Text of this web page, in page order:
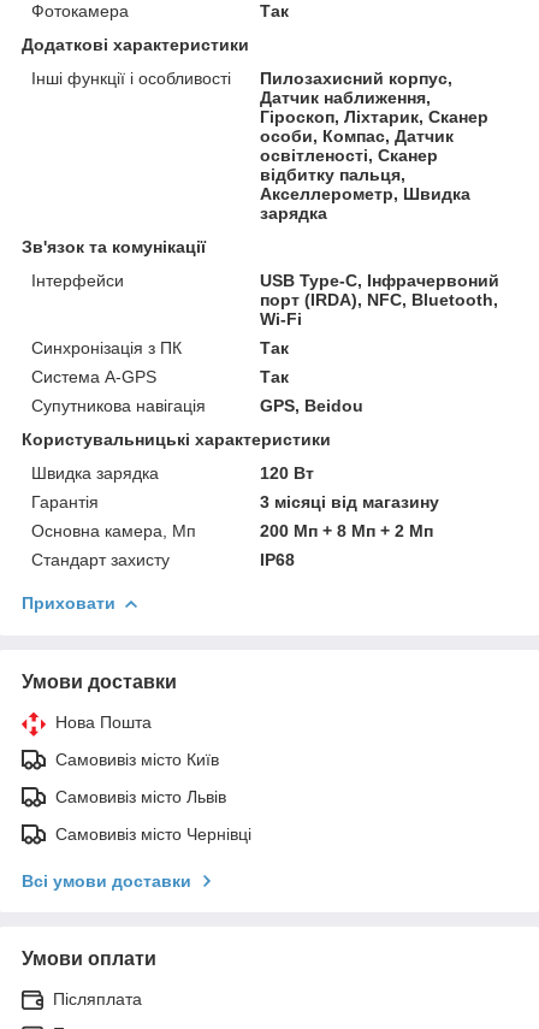
Фотокамера
Так
Додаткові характеристики
Інші функції і особливості
Пилозахисний корпус,
Датчик наближення,
Гіроскоп, Ліхтарик, Сканер
особи, Компас, Датчик
освітленості, Сканер
відбитку пальця,
Акселлерометр, Швидка
зарядка
Зв'язок та комунікації
Інтерфейси
USB Type-C, Інфрачервоний
порт (IRDA), NFC, Bluetooth,
Wi-Fi
Синхронізація з ПК
Так
Система A-GPS
Так
Супутникова навігація
GPS, Beidou
Користувальницькі характеристики
Швидка зарядка
120 Вт
Гарантія
3 місяці від магазину
Основна камера, Мп
200 Мп + 8 Мп + 2 Мп
Стандарт захисту
IP68
Приховати
Умови доставки
Нова Пошта
Самовивіз місто Київ
Самовивіз місто Львів
Самовивіз місто Чернівці
Всі умови доставки
Умови оплати
Післяплата